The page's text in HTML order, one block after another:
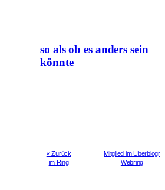
so als ob es anders sein
könnte
« Zurück
im Ring
Mitglied im Uberblogr
Webring